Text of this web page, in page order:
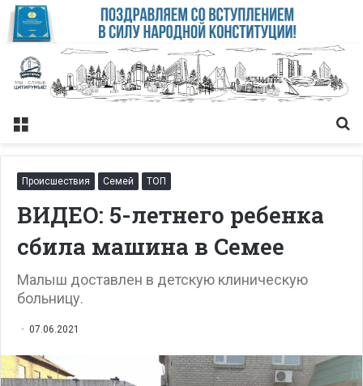
Меню
Происшествия Семей ТОП
ВИДЕО: 5-летнего ребенка
сбила машина в Семее
Малыш доставлен в детскую клиническую
больницу.
07.06.2021